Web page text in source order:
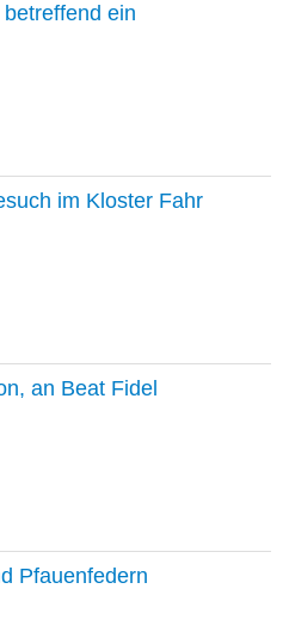
ein
im Kloster Fahr
an Beat Fidel
Pfauenfedern